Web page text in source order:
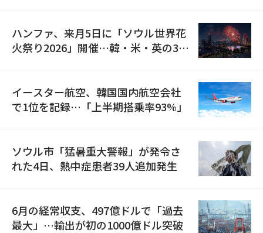
ハンファ、来月5日に「ソウル世界花
火祭り2026」開催…韓・米・英の3カ
イースター航空、韓国国内航空会社
で1位を記録…「上半期搭乗率93%」
ソウル市「猛暑重大警報」が発令さ
れた4日、熱中症患者39人追加発生
6月の経常収支、497億ドルで「過去
最大」…輸出が初の1000億ドル突破